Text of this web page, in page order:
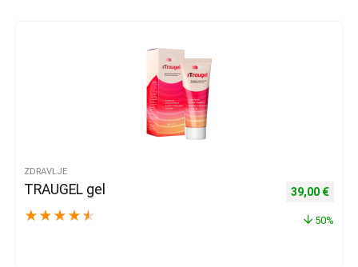
ZDRAVLJE
TRAUGEL gel
★ ★ ★ ★ ★
Izvorna
39,00 €
50%